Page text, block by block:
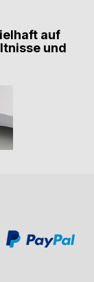
auf
und